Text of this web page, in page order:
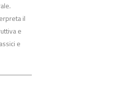
il
e
e